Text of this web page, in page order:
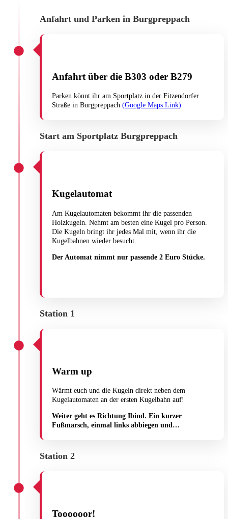
Anfahrt und Parken in Burgpreppach
Anfahrt über die B303 oder B279
Parken könnt ihr am Sportplatz in der Fitzendorfer
Straße in Burgpreppach (Google Maps Link)
Start am Sportplatz Burgpreppach
Kugelautomat
Am Kugelautomaten bekommt ihr die passenden
Holzkugeln. Nehmt am besten eine Kugel pro Person.
Die Kugeln bringt ihr jedes Mal mit, wenn ihr die
Kugelbahnen wieder besucht.
Der Automat nimmt nur passende 2 Euro Stücke.
Station 1
Warm up
Wärmt euch und die Kugeln direkt neben dem
Kugelautomaten an der ersten Kugelbahn auf!
Weiter geht es Richtung Ibind. Ein kurzer
Fußmarsch, einmal links abbiegen und…
Station 2
Toooooor!